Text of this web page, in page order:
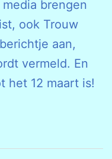
brengen
ook Trouw
aan,
vermeld. En
het 12 maart is!